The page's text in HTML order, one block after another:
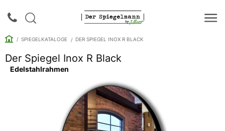
SPIEGELKATALOGE DER SPIEGEL INOX R BLACK
Der Spiegel Inox R Black
Edelstahlrahmen